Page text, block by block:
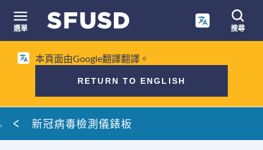
選單 搜尋
尋
本頁面由Google翻譯翻譯。
RETURN TO ENGLISH
新冠病毒檢測儀錶板